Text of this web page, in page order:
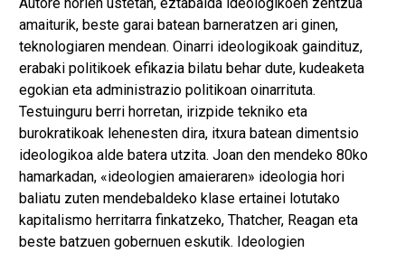
amaiturik, beste garai batean barneratzen ari ginen,
teknologiaren mendean. Oinarri ideologikoak gaindituz,
erabaki politikoek efikazia bilatu behar dute, kudeaketa
egokian eta administrazio politikoan oinarrituta.
Testuinguru berri horretan, irizpide tekniko eta
burokratikoak lehenesten dira, itxura batean dimentsio
ideologikoa alde batera utzita. Joan den mendeko 80ko
hamarkadan, «ideologien amaieraren» ideologia hori
baliatu zuten mendebaldeko klase ertainei lotutako
kapitalismo herritarra finkatzeko, Thatcher, Reagan eta
beste batzuen gobernuen eskutik. Ideologien